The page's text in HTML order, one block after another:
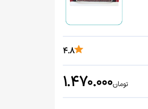
4.8
تومان1.470.000